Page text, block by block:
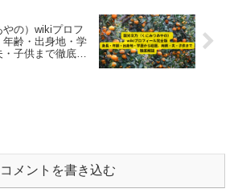
やの）wikiプロフ
年齢・出身地・学
子供まで徹底解
コメントを書き込む